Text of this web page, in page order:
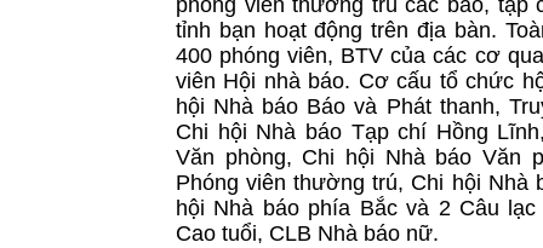
phóng viên thường trú các báo, tạp
tỉnh bạn hoạt động trên địa bàn.
400 phóng viên, BTV của các cơ
viên Hội nhà báo. Cơ cấu tổ chức
hội Nhà báo Báo và Phát thanh,
Chi hội Nhà báo Tạp chí Hồng
Văn phòng, Chi hội Nhà báo Văn
Phóng viên thường trú, Chi hội Nhà
hội Nhà báo phía Bắc và 2 Câu
Cao tuổi, CLB Nhà báo nữ.